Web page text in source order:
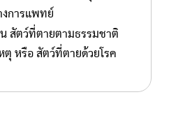
ณ์ทางการแพทย์
น สัตว์ที่ตายตามธรรมชาติ
สัตว์ที่ตายด้วยอุบัติเหตุ หรือ สัตว์ที่ตายด้วยโรค